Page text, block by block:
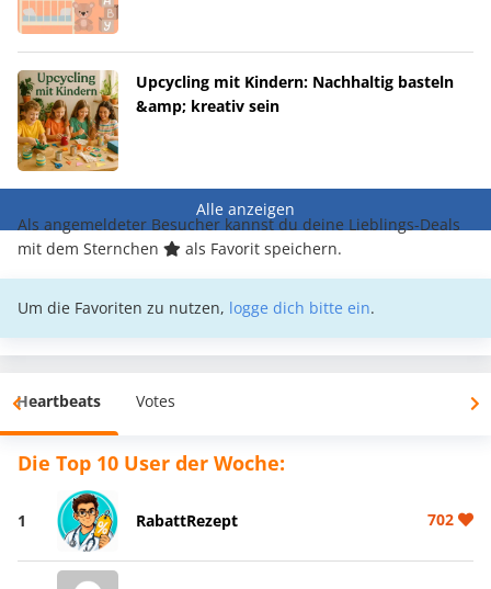
Upcycling mit Kindern: Nachhaltig basteln
&amp; kreativ sein
Alle anzeigen
Als angemeldeter Besucher kannst du deine Lieblings-Deals
mit dem Sternchen
als Favorit speichern.
Um die Favoriten zu nutzen, logge dich bitte ein.
Heartbeats Votes
Die Top 10 User der Woche:
1 RabattRezept 702